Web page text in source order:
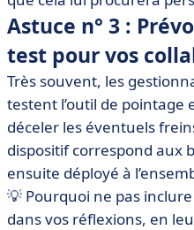
Astuce n° 3 :
test pour vos
Très souvent, les
testent l’outil de
déceler les éventuels
dispositif correspond aux
ensuite déployé à
💡 Pourquoi ne pas
dans vos réflexions, en